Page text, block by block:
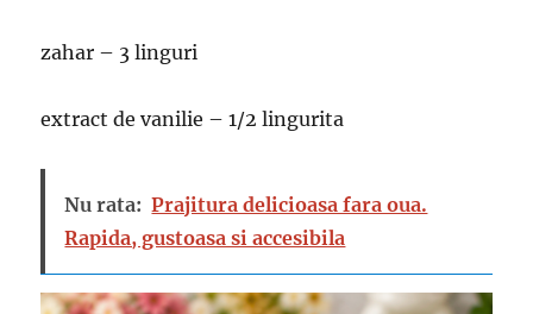
zahar – 3 linguri
extract de vanilie – 1/2 lingurita
Nu rata: Prajitura delicioasa fara oua.
Rapida, gustoasa si accesibila